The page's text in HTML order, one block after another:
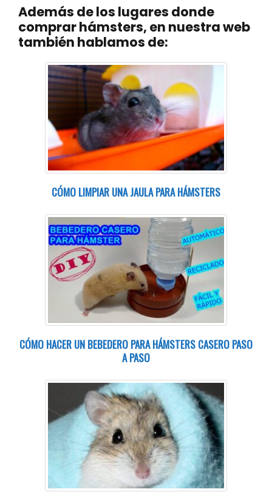
Además de los lugares donde
comprar hámsters, en nuestra web
también hablamos de:
CÓMO LIMPIAR UNA JAULA PARA HÁMSTERS
CÓMO HACER UN BEBEDERO PARA HÁMSTERS CASERO PASO
A PASO